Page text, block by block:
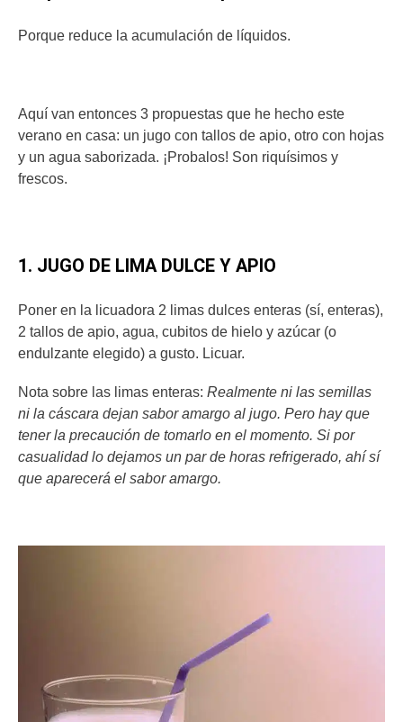
Porque reduce la acumulación de líquidos.
Aquí van entonces 3 propuestas que he hecho este
verano en casa: un jugo con tallos de apio, otro con hojas
y un agua saborizada. ¡Probalos! Son riquísimos y
frescos.
1. JUGO DE LIMA DULCE Y APIO
Poner en la licuadora 2 limas dulces enteras (sí, enteras),
2 tallos de apio, agua, cubitos de hielo y azúcar (o
endulzante elegido) a gusto. Licuar.
Nota sobre las limas enteras: Realmente ni las semillas
ni la cáscara dejan sabor amargo al jugo. Pero hay que
tener la precaución de tomarlo en el momento. Si por
casualidad lo dejamos un par de horas refrigerado, ahí sí
que aparecerá el sabor amargo.